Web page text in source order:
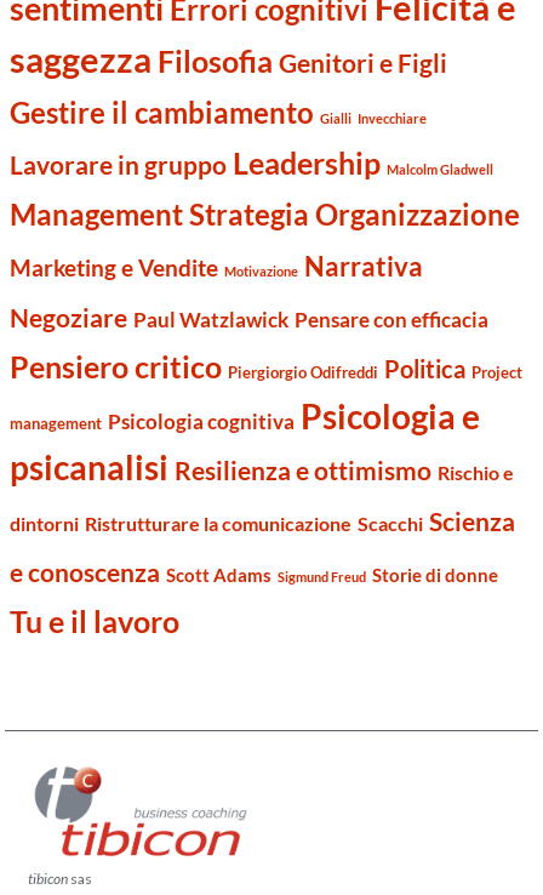
Errori cognitivi
saggezza Filosofia Genitori e Figli
Gestire il cambiamento Gialli Invecchiare
Lavorare in gruppo Leadership Malcolm Gladwell
Management Strategia Organizzazione
Marketing e Vendite Motivazione Narrativa
Negoziare Paul Watzlawick Pensare con efficacia
Pensiero critico Piergiorgio Odifreddi Politica Project
management Psicologia cognitiva Psicologia e
psicanalisi Resilienza e ottimismo Rischio e
dintorni Ristrutturare la comunicazione Scacchi Scienza
e conoscenza Scott Adams Sigmund Freud Storie di donne
Tu e il lavoro
tibicon sas